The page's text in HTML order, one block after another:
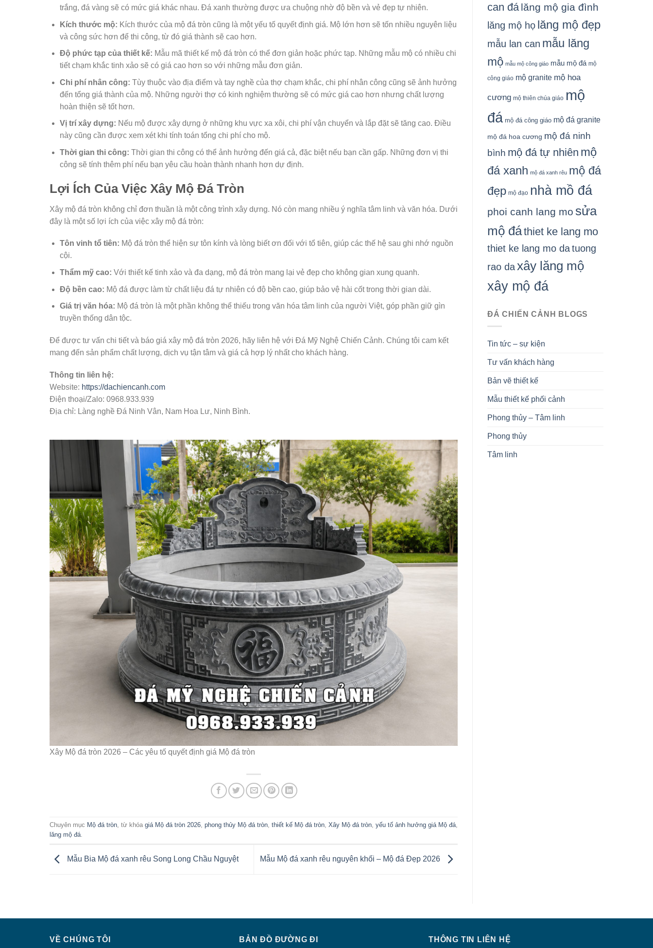
trắng, đá vàng sẽ có mức giá khác nhau. Đá xanh thường được ưa chuộng nhờ độ bền và vẻ đẹp tự nhiên.
Kích thước mộ: Kích thước của mộ đá tròn cũng là một yếu tố quyết định giá. Mộ lớn hơn sẽ tốn nhiều nguyên liệu
và công sức hơn để thi công, từ đó giá thành sẽ cao hơn.
Độ phức tạp của thiết kế: Mẫu mã thiết kế mộ đá tròn có thể đơn giản hoặc phức tạp. Những mẫu mộ có nhiều chi
tiết chạm khắc tinh xảo sẽ có giá cao hơn so với những mẫu đơn giản.
Chi phí nhân công: Tùy thuộc vào địa điểm và tay nghề của thợ chạm khắc, chi phí nhân công cũng sẽ ảnh hưởng
đến tổng giá thành của mộ. Những người thợ có kinh nghiệm thường sẽ có mức giá cao hơn nhưng chất lượng
hoàn thiện sẽ tốt hơn.
Vị trí xây dựng: Nếu mộ được xây dựng ở những khu vực xa xôi, chi phí vận chuyển và lắp đặt sẽ tăng cao. Điều
này cũng cần được xem xét khi tính toán tổng chi phí cho mộ.
Thời gian thi công: Thời gian thi công có thể ảnh hưởng đến giá cả, đặc biệt nếu bạn cần gấp. Những đơn vị thi
công sẽ tính thêm phí nếu bạn yêu cầu hoàn thành nhanh hơn dự định.
Lợi Ích Của Việc Xây Mộ Đá Tròn
Xây mộ đá tròn không chỉ đơn thuần là một công trình xây dựng. Nó còn mang nhiều ý nghĩa tâm linh và văn hóa. Dưới
đây là một số lợi ích của việc xây mộ đá tròn:
Tôn vinh tổ tiên: Mộ đá tròn thể hiện sự tôn kính và lòng biết ơn đối với tổ tiên, giúp các thế hệ sau ghi nhớ nguồn
cội.
Thẩm mỹ cao: Với thiết kế tinh xảo và đa dạng, mộ đá tròn mang lại vẻ đẹp cho không gian xung quanh.
Độ bền cao: Mộ đá được làm từ chất liệu đá tự nhiên có độ bền cao, giúp bảo vệ hài cốt trong thời gian dài.
Giá trị văn hóa: Mộ đá tròn là một phần không thể thiếu trong văn hóa tâm linh của người Việt, góp phần giữ gìn
truyền thống dân tộc.
Để được tư vấn chi tiết và báo giá xây mộ đá tròn 2026, hãy liên hệ với Đá Mỹ Nghệ Chiến Cảnh. Chúng tôi cam kết
mang đến sản phẩm chất lượng, dịch vụ tận tâm và giá cả hợp lý nhất cho khách hàng.
Thông tin liên hệ:
Website: https://dachiencanh.com
Điện thoại/Zalo: 0968.933.939
Địa chỉ: Làng nghề Đá Ninh Vân, Nam Hoa Lư, Ninh Bình.
Xây Mộ đá tròn 2026 – Các yêu tố quyết định giá Mộ đá tròn
Chuyên mục Mộ đá tròn, từ khóa giá Mộ đá tròn 2026, phong thủy Mộ đá tròn, thiết kế Mộ đá tròn, Xây Mộ đá tròn, yếu tố ảnh hưởng giá Mộ đá,
lăng mộ đá.
Mẫu Bia Mộ đá xanh rêu Song Long Chầu Nguyệt Mẫu Mộ đá xanh rêu nguyên khối – Mộ đá Đẹp 2026
can đá lăng mộ gia đình
lăng mộ họ lăng mộ đẹp
mẫu lan can mẫu lăng
mộ mẫu mộ công giáo mẫu mộ đá mộ
công giáo mộ granite mộ hoa
cương mộ thiên chúa giáo mộ
đá mộ đá công giáo mộ đá granite
mộ đá hoa cương mộ đá ninh
bình mộ đá tự nhiên mộ
đá xanh mộ đá xanh rêu mộ đá
đẹp mộ đạo nhà mồ đá
phoi canh lang mo sửa
mộ đáthiet ke lang mo
thiet ke lang mo datuong
rao daxây lăng mộ
xây mộ đá
ĐÁ CHIẾN CẢNH BLOGS
Tin tức – sự kiện
Tư vấn khách hàng
Bản vẽ thiết kế
Mẫu thiết kế phối cảnh
Phong thủy – Tâm linh
Phong thủy
Tâm linh
VỀ CHÚNG TÔI BẢN ĐỒ ĐƯỜNG ĐI THÔNG TIN LIÊN HỆ